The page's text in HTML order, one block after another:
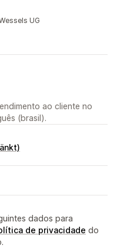
UG
ao cliente no
(brasil).
dados para
de privacidade do